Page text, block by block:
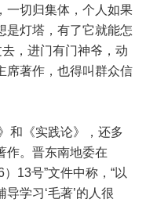
一切归集体，个人如果
是灯塔，有了它就能怎
，进门有门神爷，动
席著作，也得叫群众信
《实践论》，还多
作。晋东南地委在
13号”文件中称，“以
学习‘毛著’的人很